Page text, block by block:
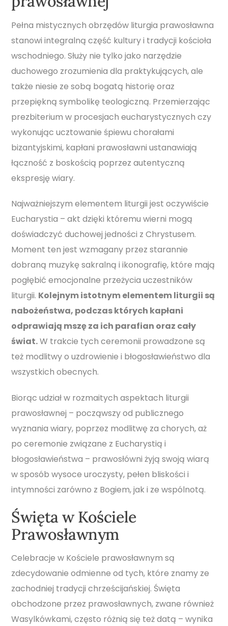
Pełna mistycznych obrzędów liturgia prawosławna
stanowi integralną część kultury i tradycji kościoła
wschodniego. Służy nie tylko jako narzędzie
duchowego zrozumienia dla praktykujących, ale
także niesie ze sobą bogatą historię oraz
przepiękną symbolikę teologiczną. Przemierzając
prezbiterium w procesjach eucharystycznych czy
wykonując ucztowanie śpiewu chorałami
bizantyjskimi, kapłani prawosławni ustanawiają
łączność z boskością poprzez autentyczną
ekspresję wiary.
Najważniejszym elementem liturgii jest oczywiście
Eucharystia – akt dzięki któremu wierni mogą
doświadczyć duchowej jedności z Chrystusem.
Moment ten jest wzmagany przez starannie
dobraną muzykę sakralną i ikonografię, które mają
pogłębić emocjonalne przeżycia uczestników
liturgii. Kolejnym istotnym elementem liturgii są
nabożeństwa, podczas których kapłani
odprawiają mszę za ich parafian oraz cały
świat.W trakcie tych ceremonii prowadzone są
też modlitwy o uzdrowienie i błogosławieństwo dla
wszystkich obecnych.
Biorąc udział w rozmaitych aspektach liturgii
prawosławnej – począwszy od publicznego
wyznania wiary, poprzez modlitwę za chorych, aż
po ceremonie związane z Eucharystią i
błogosławieństwa – prawosłówni żyją swoją wiarą
w sposób wysoce uroczysty, pełen bliskości i
intymności zarówno z Bogiem, jak i ze wspólnotą.
Święta w Kościele
Prawosławnym
Celebracje w Kościele prawosławnym są
zdecydowanie odmienne od tych, które znamy ze
zachodniej tradycji chrześcijańskiej. Święta
obchodzone przez prawosławnych, zwane również
Wasylkówkami, często różnią się też datą – wynika